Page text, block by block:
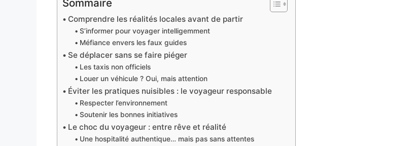
Sommaire
Comprendre les réalités locales avant de partir
S’informer pour voyager intelligemment
Méfiance envers les faux guides
Se déplacer sans se faire piéger
Les taxis non officiels
Louer un véhicule ? Oui, mais attention
Éviter les pratiques nuisibles : le voyageur responsable
Respecter l’environnement
Soutenir les bonnes initiatives
Le choc du voyageur : entre rêve et réalité
Une hospitalité authentique… mais pas sans attentes